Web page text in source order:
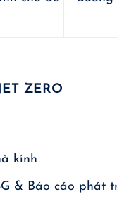
ZERO
kính
& Báo cáo phát